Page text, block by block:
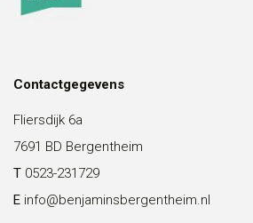
Contactgegevens
Fliersdijk 6a
7691 BD Bergentheim
T 0523-231729
E info@benjaminsbergentheim.nl